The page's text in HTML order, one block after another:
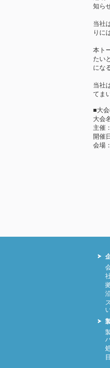
知ら
当社
りに
本ト
たい
にな
当社
てま
■大
大会
主催
開催
会場